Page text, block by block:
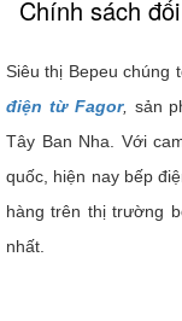
Chính sách
Siêu thị Bepeu chúng
điện từ Fagor, sản
Tây Ban Nha. Với
quốc, hiện nay bếp
hàng trên thị trường
nhất.